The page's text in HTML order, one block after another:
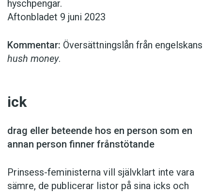
hyschpengar.
Aftonbladet 9 juni 2023
Kommentar: Översättningslån från engelskans
hush money.
ick
drag eller beteende hos en person som en
annan person finner frånstötande
Prinsess-feministerna vill självklart inte vara
sämre, de publicerar listor på sina icks och